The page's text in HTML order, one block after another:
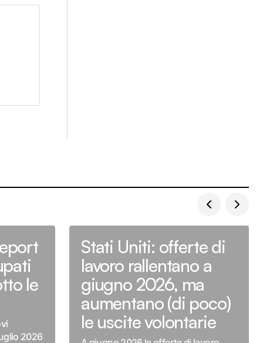
le
2026
Stati Uniti: offerte di
lavoro rallentano a
giugno 2026, ma
aumentano (di poco)
le uscite volontarie